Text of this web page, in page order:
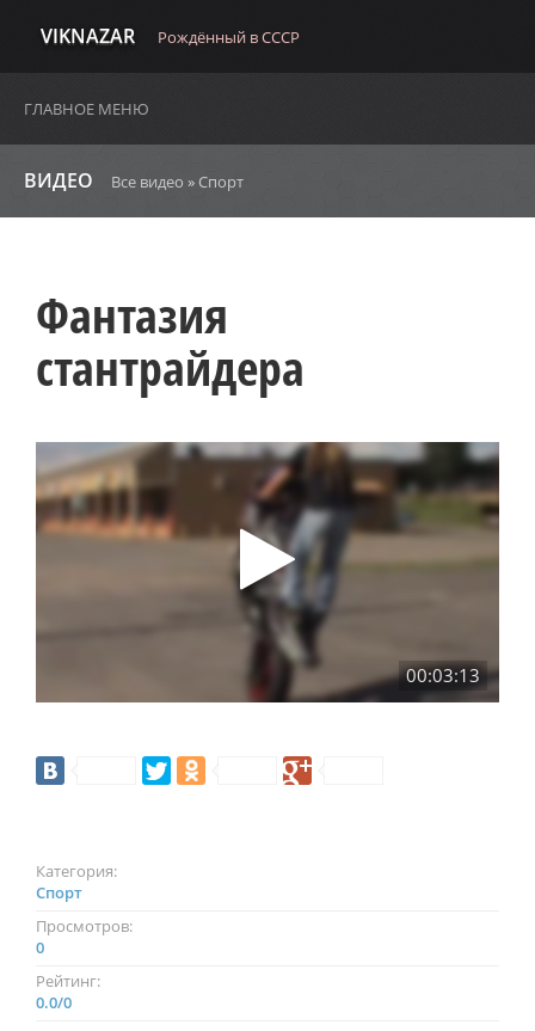
VIKNAZAR Рождённый в СССР
ГЛАВНОЕ МЕНЮ
ВИДЕО Все видео » Спорт
Фантазия
стантрайдера
00:03:13
Категория:
Спорт
Просмотров:
0
Рейтинг:
0.0/0